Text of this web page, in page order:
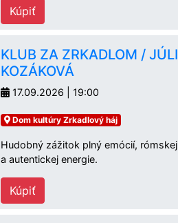
Kúpiť
KLUB ZA ZRKADLOM /
KOZÁKOVÁ
17.09.2026 | 19:00
Dom kultúry Zrkadlový háj
Hudobný zážitok plný emócií,
a autentickej energie.
Kúpiť